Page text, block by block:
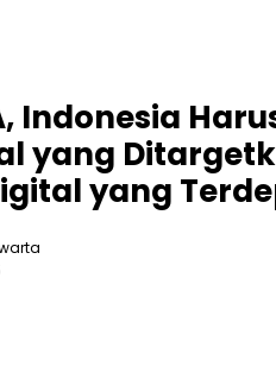
Indonesia
yang
yang